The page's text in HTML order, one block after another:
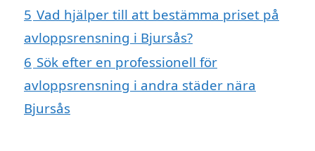
5 Vad hjälper till att bestämma priset på
avloppsrensning i Bjursås?
6 Sök efter en professionell för
avloppsrensning i andra städer nära
Bjursås